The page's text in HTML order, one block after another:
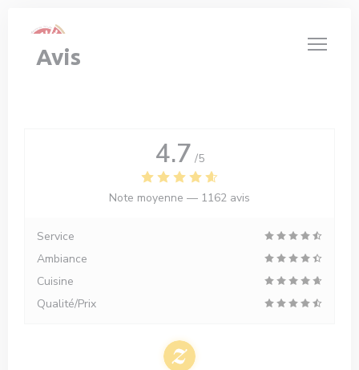
Avis
4.7 /5
Note moyenne — 1162 avis
Service
Ambiance
Cuisine
Qualité/Prix